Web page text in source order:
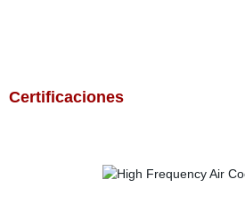
Certificaciones